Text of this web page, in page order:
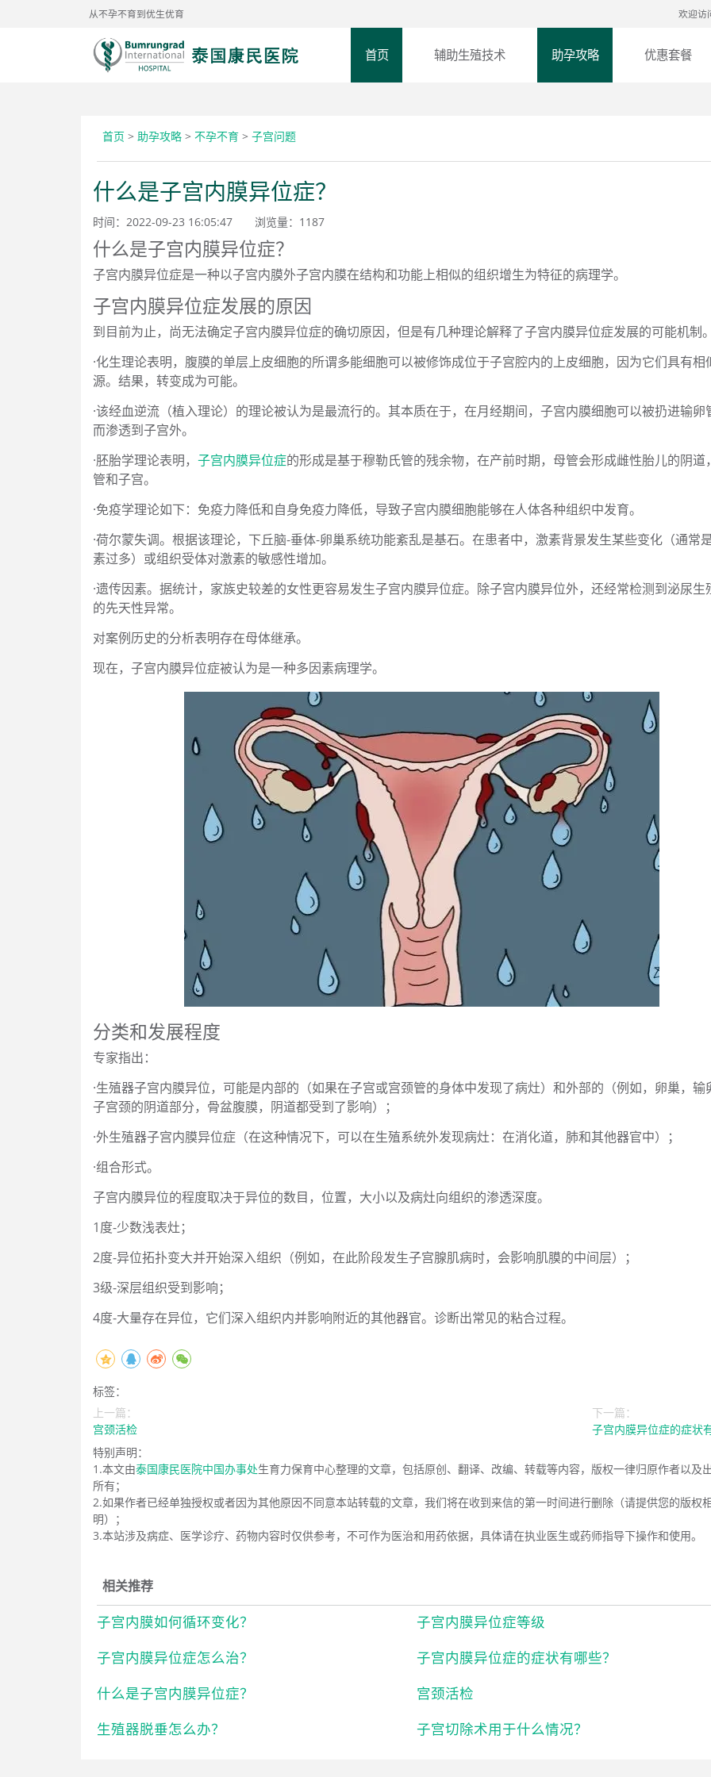
从不孕不育到优生优育 欢迎访
首页 辅助生殖技术 助孕攻略 优惠套餐
首页 > 助孕攻略 > 不孕不育 > 子宫问题
什么是子宫内膜异位症？
时间：2022-09-23 16:05:47 浏览量： 1187
什么是子宫内膜异位症？
子宫内膜异位症是一种以子宫内膜外子宫内膜在结构和功能上相似的组织增生为特征的病理学。
子宫内膜异位症发展的原因
到目前为止，尚无法确定子宫内膜异位症的确切原因，但是有几种理论解释了子宫内膜异位症发展的可能机制
·化生理论表明，腹膜的单层上皮细胞的所谓多能细胞可以被修饰成位于子宫腔内的上皮细胞，因为它们具有相
源。结果，转变成为可能。
·该经血逆流（植入理论）的理论被认为是最流行的。其本质在于，在月经期间，子宫内膜细胞可以被扔进输卵
而渗透到子宫外。
·胚胎学理论表明， 子宫内膜异位症的形成是基于穆勒氏管的残余物，在产前时期，母管会形成雌性胎儿的阴道
管和子宫。
·免疫学理论如下：免疫力降低和自身免疫力降低，导致子宫内膜细胞能够在人体各种组织中发育。
·荷尔蒙失调。根据该理论，下丘脑-垂体-卵巢系统功能紊乱是基石。在患者中，激素背景发生某些变化（通常
素过多）或组织受体对激素的敏感性增加。
·遗传因素。据统计，家族史较差的女性更容易发生子宫内膜异位症。除子宫内膜异位外，还经常检测到泌尿生
的先天性异常。
对案例历史的分析表明存在母体继承。
现在，子宫内膜异位症被认为是一种多因素病理学。
分类和发展程度
专家指出：
·生殖器子宫内膜异位，可能是内部的（如果在子宫或宫颈管的身体中发现了病灶）和外部的（例如，卵巢，输
子宫颈的阴道部分，骨盆腹膜，阴道都受到了影响）；
·外生殖器子宫内膜异位症（在这种情况下，可以在生殖系统外发现病灶：在消化道，肺和其他器官中）；
·组合形式。
子宫内膜异位的程度取决于异位的数目，位置，大小以及病灶向组织的渗透深度。
1度-少数浅表灶；
2度-异位拓扑变大并开始深入组织（例如，在此阶段发生子宫腺肌病时，会影响肌膜的中间层）；
3级-深层组织受到影响；
4度-大量存在异位，它们深入组织内并影响附近的其他器官。诊断出常见的粘合过程。
标签：
上一篇：
宫颈活检
下一篇：
子宫内膜异位症的症状
特别声明：
1.本文由泰国康民医院中国办事处生育力保育中心整理的文章，包括原创、翻译、改编、转载等内容，版权一律归原作者以及
所有；
2.如果作者已经单独授权或者因为其他原因不同意本站转载的文章，我们将在收到来信的第一时间进行删除（请提供您的版权
明）；
3.本站涉及病症、医学诊疗、药物内容时仅供参考，不可作为医治和用药依据，具体请在执业医生或药师指导下操作和使用。
相关推荐
子宫内膜如何循环变化？
子宫内膜异位症等级
子宫内膜异位症怎么治？
子宫内膜异位症的症状有哪些？
什么是子宫内膜异位症？
宫颈活检
生殖器脱垂怎么办？
子宫切除术用于什么情况？